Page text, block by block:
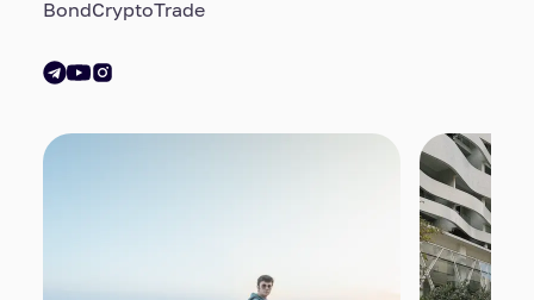
BondCryptoTrade